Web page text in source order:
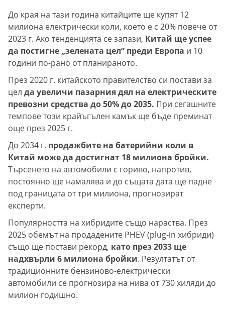
До края на тази година китайците ще купят 12
милиона електрически коли, което е с 20% повече от
2023 г. Ако тенденцията се запази, Китай ще успее
да постигне „зелената цел“ преди Европа и 10
години по-рано от планираното.
През 2020 г. китайското правителство си постави за
цел да увеличи пазарния дял на електрическите
превозни средства до 50% до 2035. При сегашните
темпове този крайъгълен камък ще бъде преминат
още през 2025 г.
До 2034 г. продажбите на батерийни коли в
Китай може да достигнат 18 милиона бройки.
Търсенето на автомобили с гориво, напротив,
постоянно ще намалява и до същата дата ще падне
под границата от три милиона, прогнозират
експерти.
Популярността на хибридите също нараства. През
2025 обемът на продадените PHEV (plug-in хибриди)
също ще постави рекорд, като през 2033 ще
надхвърли 6 милиона бройки. Резултатът от
традиционните бензиново-електрически
автомобили се прогнозира на нива от 730 хиляди до
милион годишно.